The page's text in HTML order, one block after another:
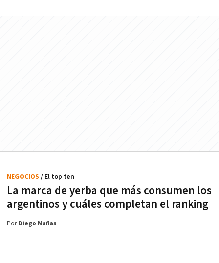
La marca de yerba que más consumen los
argentinos y cuáles completan el ranking
NEGOCIOS / El top ten
PorDiego Mañas